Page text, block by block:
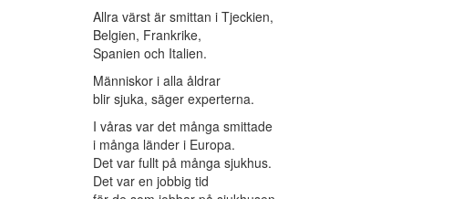
Allra värst är smittan i Tjeckien,
Belgien, Frankrike,
Spanien och Italien.
Människor i alla åldrar
blir sjuka, säger experterna.
I våras var det många smittade
i många länder i Europa.
Det var fullt på många sjukhus.
Det var en jobbig tid